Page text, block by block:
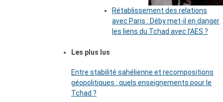
Rétablissement des relations
avec Paris : Déby met-il en danger
les liens du Tchad avec l’AES ?
Les plus lus
Entre stabilité sahélienne et recompositions
géopolitiques : quels enseignements pour le
Tchad ?